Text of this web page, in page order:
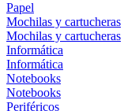
Papel
Mochilas y cartucheras
Mochilas y cartucheras
Informática
Informática
Notebooks
Notebooks
Periféricos